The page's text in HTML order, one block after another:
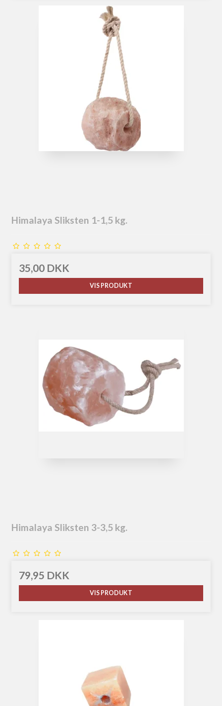
Himalaya Sliksten 1-1,5 kg.
35,00 DKK
VIS PRODUKT
Himalaya Sliksten 3-3,5 kg.
79,95 DKK
VIS PRODUKT